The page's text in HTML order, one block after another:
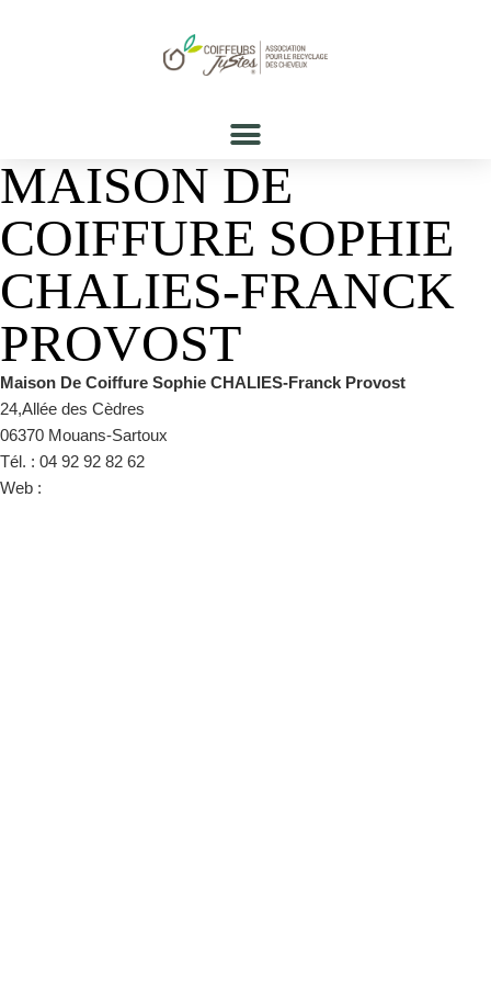
MAISON DE
COIFFURE SOPHIE
CHALIES-FRANCK
PROVOST
Maison De Coiffure Sophie CHALIES-Franck Provost
24,Allée des Cèdres
06370 Mouans-Sartoux
Tél. : 04 92 92 82 62
Web :